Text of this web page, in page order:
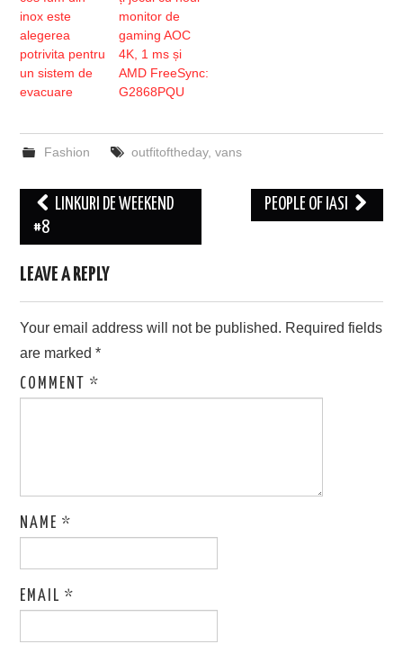
inox este
alegerea
potrivita pentru
un sistem de
evacuare
monitor de
gaming AOC
4K, 1 ms și
AMD FreeSync:
G2868PQU
Fashion outfitoftheday, vans
Post
navigation
LINKURI DE WEEKEND
#8
PEOPLE OF IASI
LEAVE A REPLY
Your email address will not be published. Required fields
are marked*
COMMENT*
NAME*
EMAIL*